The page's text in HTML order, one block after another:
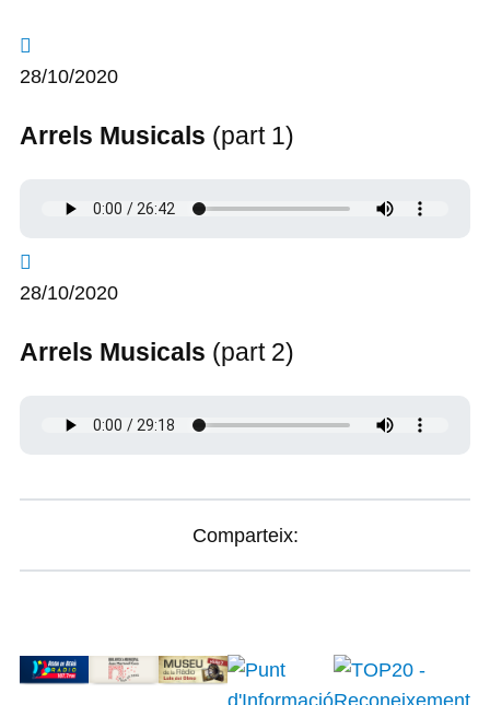
28/10/2020
Arrels Musicals (part 1)
28/10/2020
Arrels Musicals (part 2)
Comparteix: